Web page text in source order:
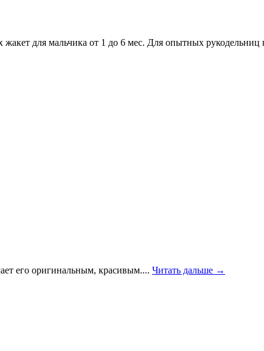
для мальчика от 1 до 6 мес. Для опытных рукодельниц
его оригинальным, красивым.... Читать дальше →